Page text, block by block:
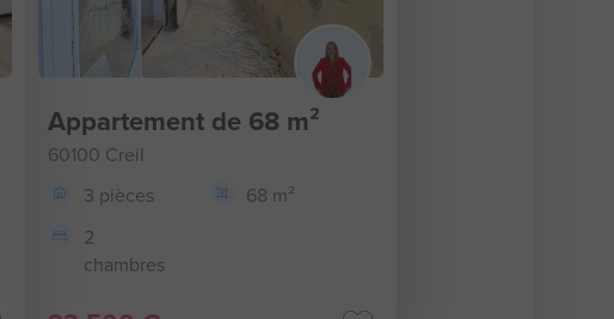
Appartement de 68 m²
60100 Creil
3 pièces
68 m²
2
chambres